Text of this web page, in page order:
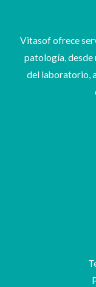
Vitasof ofrece
patología, desde
del laboratorio,